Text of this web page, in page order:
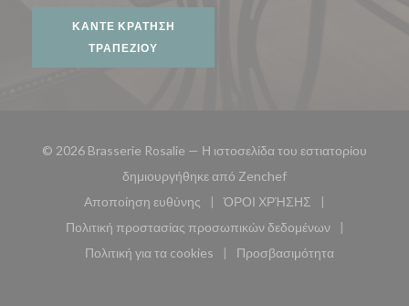
ΚΆΝΤΕ ΚΡΆΤΗΣΗ
ΤΡΑΠΕΖΙΟΎ
© 2026 Brasserie Rosalie — Η ιστοσελίδα του εστιατορίου
δημιουργήθηκε από Zenchef((ανοίγει σε νέο
Αποποίηση ευθύνης
((ανοίγει σε νέο παράθυρο))
ΌΡΟΙ ΧΡΉΣΗΣ
((ανοίγει σε νέο
Πολιτική προστασίας προσωπικών δεδομένων
((ανοίγει σε νέο παράθυρο))
Πολιτική για τα cookies
((ανοίγει σε νέο παράθυρο))
Προσβασιμότητα
((ανοίγει σε νέο